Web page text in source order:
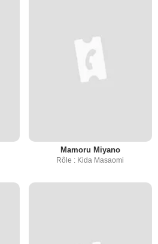
Mamoru Miyano
Rôle : Kida Masaomi